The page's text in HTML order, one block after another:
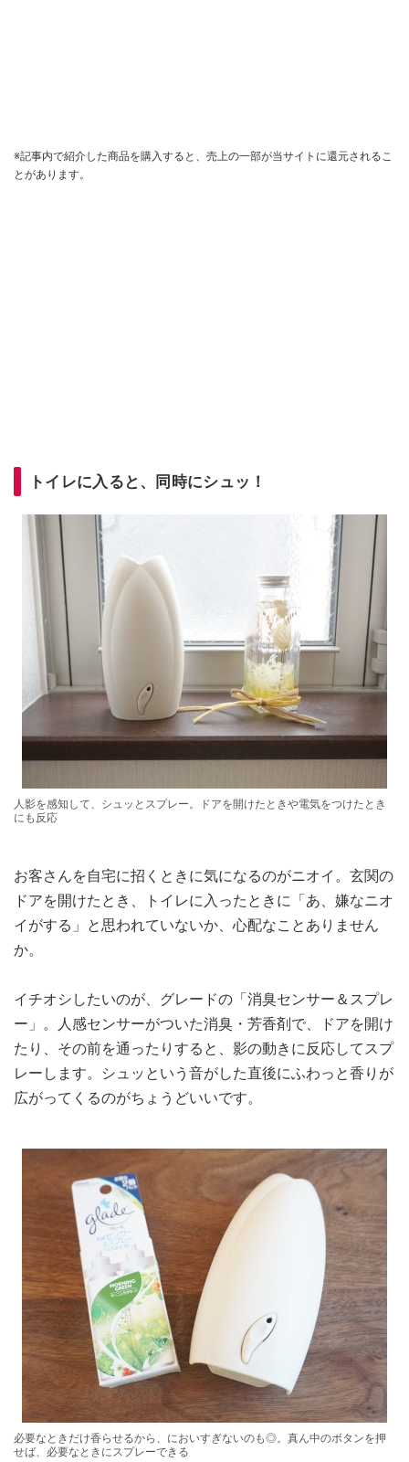
※記事内で紹介した商品を購入すると、売上の一部が当サイトに還元されるこ
とがあります。
トイレに入ると、同時にシュッ！
人影を感知して、シュッとスプレー。ドアを開けたときや電気をつけたとき
にも反応
お客さんを自宅に招くときに気になるのがニオイ。玄関の
ドアを開けたとき、トイレに入ったときに「あ、嫌なニオ
イがする」と思われていないか、心配なことありません
か。
イチオシしたいのが、グレードの「消臭センサー＆スプレ
ー」。人感センサーがついた消臭・芳香剤で、ドアを開け
たり、その前を通ったりすると、影の動きに反応してスプ
レーします。シュッという音がした直後にふわっと香りが
広がってくるのがちょうどいいです。
必要なときだけ香らせるから、においすぎないのも◎。真ん中のボタンを押
せば、必要なときにスプレーできる